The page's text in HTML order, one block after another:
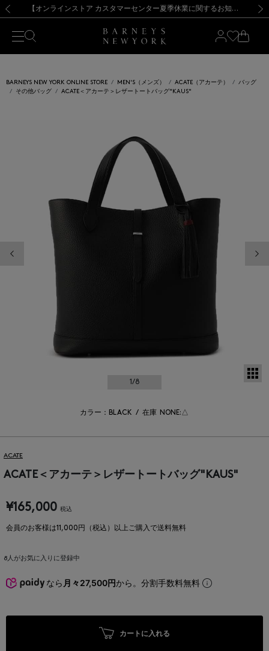
新規登録のお客様も対象！＜MY BARNEYS＞会員のお客様は11,000円（税込）以上のお買上げで常時送料無料！お買い物の際は会員登録を！
【夏季休業に伴う出荷一時停止のお知らせ】(2026.8.7) 【オンラインストア カスタマーセンター夏季休業に関するお知らせ】（2026.8.7）
【夏季休業に伴う返品・交換承り一時停止のお知らせ】（2026.8.5）
熊本県を中心とした地震の影響によるお荷物のお届けについて
【開催中】SUMMER SALEのご案内・ご注意事項 新規登録のお客様も対象！＜MY BARNEYS＞会員のお客様は11,000円（税込）以上のお買上げで常時送料無料！お買い物の際は会員登録を！
【夏季休業に伴う出荷一時停止のお知らせ】(2026.8.7)
BARNEYS NEW YORK ONLINE STORE MEN'S（メンズ） ACATE（アカーテ）
バッグ
その他バッグ
ACATE＜アカーテ＞レザートートバッグ"KAUS"
1/8
カラー：BLACK / 在庫 NONE:△
ACATE
ACATE＜アカーテ＞レザートートバッグ"KAUS"
¥165,000 税込
会員のお客様は11,000円（税込）以上ご購入で送料無料
8人がお気に入りに登録中
なら 月々27,500円から。分割手数料無料
カートに入れる